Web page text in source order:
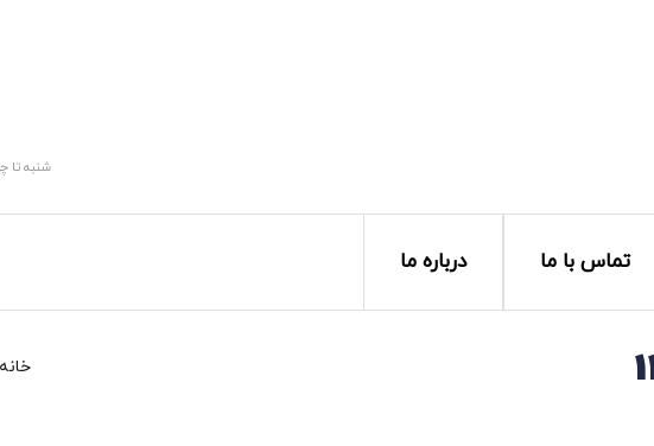
شنبه تا چهارشنبه: 9 صبح الی 6 عصر
تماس با ما درباره ما
خانه